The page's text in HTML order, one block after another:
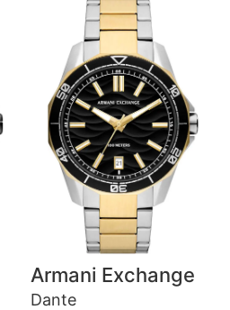
Armani Exchange
Dante